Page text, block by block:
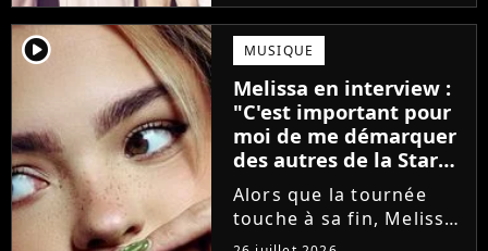
trois élèves ont
annoncé ne pas vouloir
monter sur scène pour
des raisons politiques.
Leur...
player2 MUSIQUE
Melissa en interview :
"C'est important pour
moi de me démarquer
des autres de la Star
Academy"
Alors que la tournée
touche à sa fin, Melissa
se confie en interview